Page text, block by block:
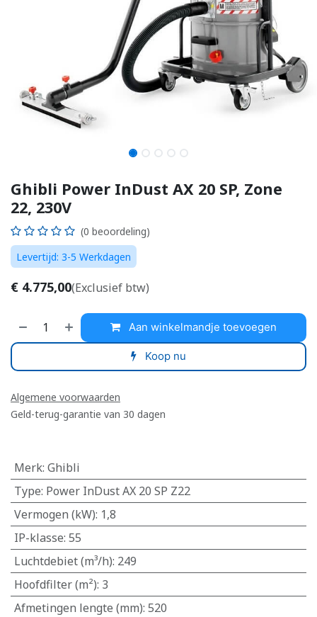
Ghibli Power InDust AX 20 SP, Zone
22, 230V
(0 beoordeling)
Levertijd: 3-5 Werkdagen
€ 4.775,00(Exclusief btw)
Aan winkelmandje toevoegen
Koop nu
Algemene voorwaarden
Geld-terug-garantie van 30 dagen
Merk: Ghibli
Type: Power InDust AX 20 SP Z22
Vermogen (kW): 1,8
IP-klasse: 55
Luchtdebiet (m³/h): 249
Hoofdfilter (m²): 3
Afmetingen lengte (mm): 520